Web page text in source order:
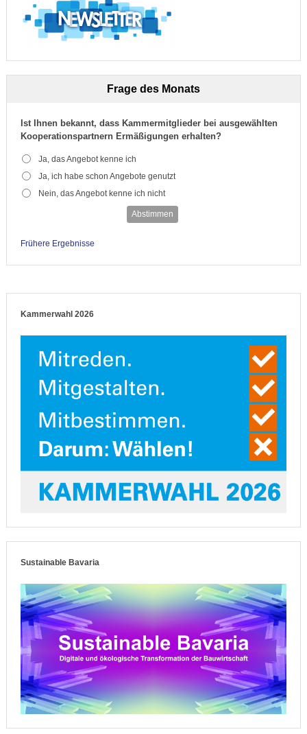
Frage des Monats
Ist Ihnen bekannt, dass Kammermitglieder bei ausgewählten
Kooperationspartnern Ermäßigungen erhalten?
Ja, das Angebot kenne ich
Ja, ich habe schon Angebote genutzt
Nein, das Angebot kenne ich nicht
Abstimmen
Frühere Ergebnisse
Kammerwahl 2026
Sustainable Bavaria